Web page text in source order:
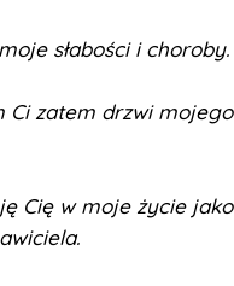
słabości i choroby.
Ci zatem drzwi mojego
Cię w moje życie jako